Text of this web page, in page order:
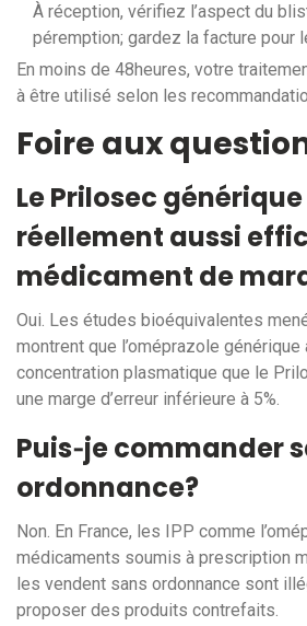
À réception, vérifiez l’aspect du
péremption; gardez la facture pour
En moins de 48heures, votre
à être utilisé selon les
Foire aux
Le Prilosec
réellement aussi
médicament de
Oui. Les études bioéquivalentes
montrent que l’oméprazole
concentration plasmatique que le
une marge d’erreur inférieure à 5%.
Puis‑je commander
ordonnance?
Non. En France, les IPP comme
médicaments soumis à prescription
les vendent sans ordonnance sont
proposer des produits contrefaits.